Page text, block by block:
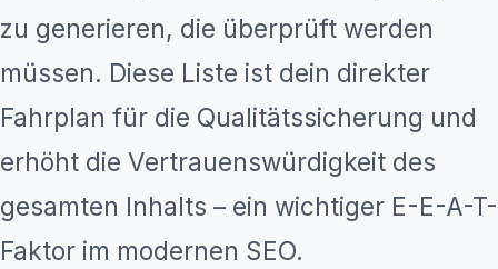
zu generieren, die überprüft werden
müssen. Diese Liste ist dein direkter
Fahrplan für die Qualitätssicherung und
erhöht die Vertrauenswürdigkeit des
gesamten Inhalts – ein wichtiger E-E-A-T-
Faktor im modernen SEO.